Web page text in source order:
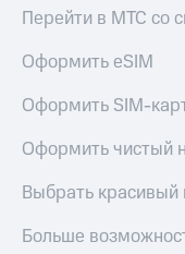
Перейти в МТС со
Оформить eSIM
Оформить SIM-
Оформить чистый
Выбрать
Больше